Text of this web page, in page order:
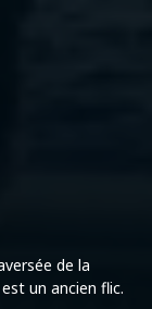
de la
un ancien flic.